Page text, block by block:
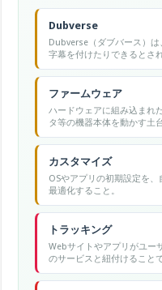
Dubverse
Dubverse（ダブバース）は
字幕を付けたりできるとさ
声合成に対応し、動画の多
されます。仕様や対応言語
サイトでの確認をおすすめ
ファームウェア
ハードウェアに組み込まれ
タ等の機器本体を動かす土
カスタマイズ
OSやアプリの初期設定を
最適化すること。
トラッキング
Webサイトやアプリがユー
のサービスと紐付けること
術。iPhoneのATT機能でア